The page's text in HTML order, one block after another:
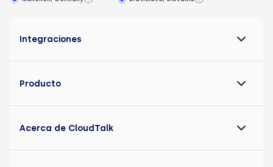
Integraciones
Producto
Acerca de CloudTalk